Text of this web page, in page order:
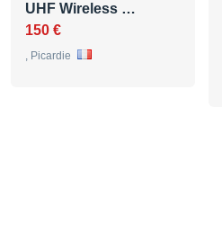
UHF Wireless …
150 €
, Picardie